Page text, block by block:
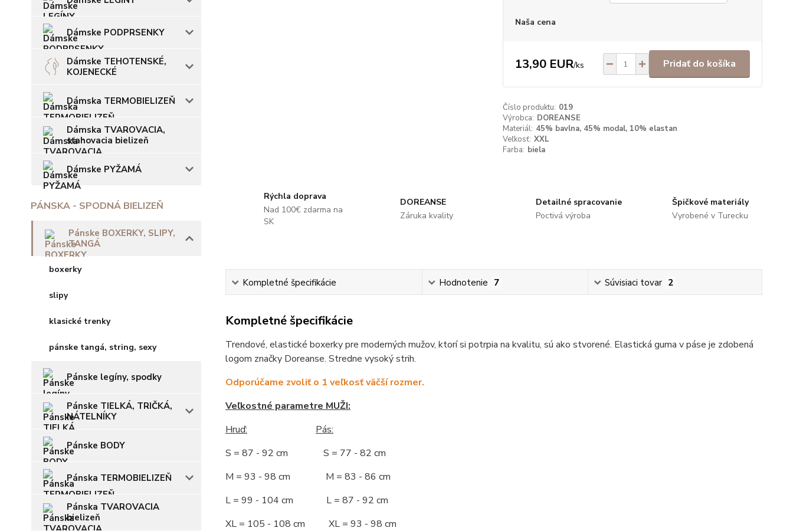
Dámske PODPRSENKY
Dámske TEHOTENSKÉ,
KOJENECKÉ
Dámska TERMOBIELIZEŇ
Dámska TVAROVACIA,
sťahovacia bielizeň
Dámske PYŽAMÁ
PÁNSKA - SPODNÁ BIELIZEŇ
Pánske BOXERKY, SLIPY,
TANGÁ
boxerky
slipy
klasické trenky
pánske tangá, string, sexy
Pánske legíny, spodky
Pánske TIELKÁ, TRIČKÁ,
NÁTELNÍKY
Pánske BODY
Pánska TERMOBIELIZEŇ
Pánska TVAROVACIA
bielizeň
Naša cena
13,90 EUR/ks Pridať do košíka
Číslo produktu: 019
Výrobca: DOREANSE
Materiál: 45% bavlna, 45% modal, 10% elastan
Veľkosť: XXL
Farba: biela
Rýchla doprava
Nad 100€ zdarma na
SK
DOREANSE
Záruka kvality
Detailné spracovanie
Poctivá výroba
Špičkové materiály
Vyrobené v Turecku
Kompletné špecifikácie Hodnotenie 7 Súvisiaci tovar 2
Kompletné špecifikácie
Trendové, elastické boxerky pre moderných mužov, ktorí si potrpia na kvalitu, sú ako stvorené. Elastická guma v páse je zdobená
logom značky Doreanse. Stredne vysoký strih.
Odporúčame zvoliť o 1 veľkosť väčší rozmer.
Veľkostné parametre MUŽI:
Hruď:
Pás:
S = 87 - 92 cm S = 77 - 82 cm
M = 93 - 98 cm M = 83 - 86 cm
L = 99 - 104 cm L = 87 - 92 cm
XL = 105 - 108 cm XL = 93 - 98 cm